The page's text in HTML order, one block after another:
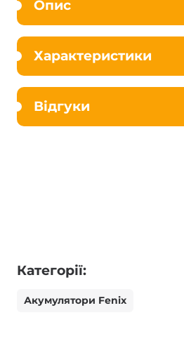
Опис
Характеристики
Відгуки
Категорії:
Акумулятори Fenix